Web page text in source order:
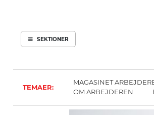
SEKTIONER
ARBEJDEREN
MENER
UDLAND
KULTUR
SOUNDCLOUD
ABONNER
LOG IND
OM
SEKTIONER
TEMAER:
MAGASINET
OM ARBEJDEREN